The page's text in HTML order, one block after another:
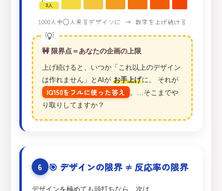
3人
1000人中◯人来るデザインに → 数字を上げ続ける
🚧 限界点＝あなたの企画の上限
上げ続けると、いつか「これ以上のデザイン
は作れません」とAIが お手上げに。 それが
IQ150をフルに使った答え
。…そこまでや
り取りしてますか？
6 🎯 デザインの限界 ≠ 反応率の限界
デザインを極めても頭打ちなら、次は